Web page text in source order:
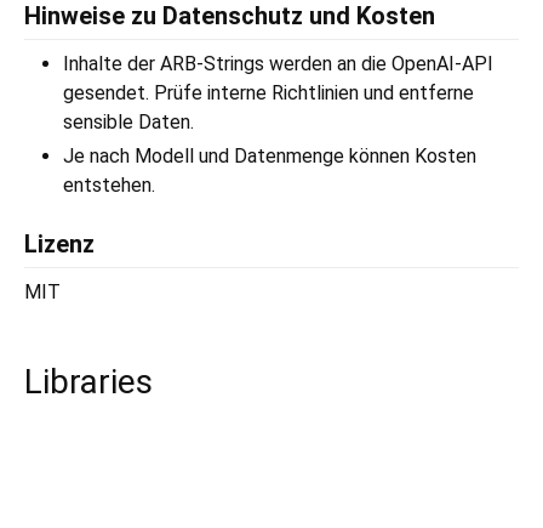
Hinweise zu Datenschutz und Kosten
Inhalte der ARB-Strings werden an die OpenAI-API
gesendet. Prüfe interne Richtlinien und entferne
sensible Daten.
Je nach Modell und Datenmenge können Kosten
entstehen.
Lizenz
MIT
Libraries